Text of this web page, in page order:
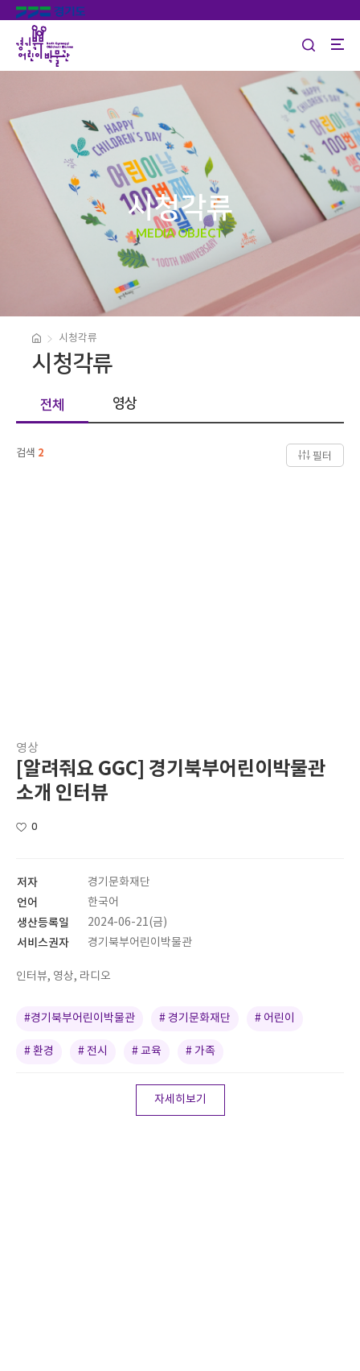
시청각류
MEDIA OBJECT
시청각류
시청각류
전체 영상
검색 2 필터
영상
[알려줘요 GGC] 경기북부어린이박물관
소개 인터뷰
0
저자 경기문화재단
언어 한국어
생산등록일 2024-06-21(금)
서비스권자 경기북부어린이박물관
인터뷰, 영상, 라디오
#경기북부어린이박물관 # 경기문화재단 # 어린이
# 환경 # 전시 # 교육 # 가족
자세히보기